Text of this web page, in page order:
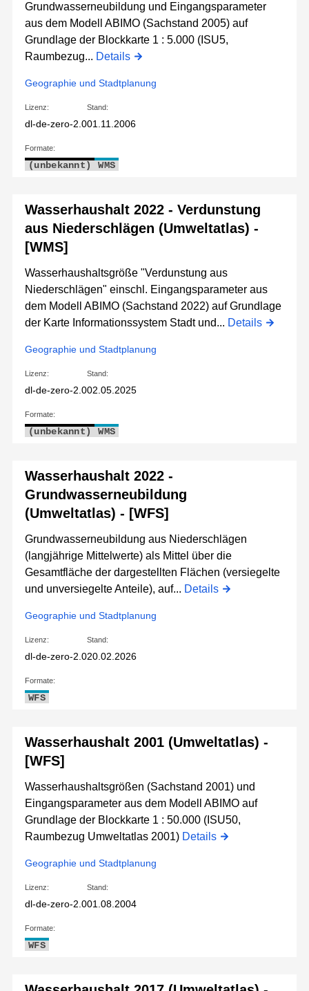
Grundwasserneubildung und Eingangsparameter
aus dem Modell ABIMO (Sachstand 2005) auf
Grundlage der Blockkarte 1 : 5.000 (ISU5,
Raumbezug... Details
Geographie und Stadtplanung
Lizenz:
dl-de-zero-2.0
Stand:
01.11.2006
Formate:
(unbekannt) WMS
Wasserhaushalt 2022 - Verdunstung
aus Niederschlägen (Umweltatlas) -
[WMS]
Wasserhaushaltsgröße "Verdunstung aus
Niederschlägen" einschl. Eingangsparameter aus
dem Modell ABIMO (Sachstand 2022) auf Grundlage
der Karte Informationssystem Stadt und... Details
Geographie und Stadtplanung
Lizenz:
dl-de-zero-2.0
Stand:
02.05.2025
Formate:
(unbekannt) WMS
Wasserhaushalt 2022 -
Grundwasserneubildung
(Umweltatlas) - [WFS]
Grundwasserneubildung aus Niederschlägen
(langjährige Mittelwerte) als Mittel über die
Gesamtfläche der dargestellten Flächen (versiegelte
und unversiegelte Anteile), auf... Details
Geographie und Stadtplanung
Lizenz:
dl-de-zero-2.0
Stand:
20.02.2026
Formate:
WFS
Wasserhaushalt 2001 (Umweltatlas) -
[WFS]
Wasserhaushaltsgrößen (Sachstand 2001) und
Eingangsparameter aus dem Modell ABIMO auf
Grundlage der Blockkarte 1 : 50.000 (ISU50,
Raumbezug Umweltatlas 2001) Details
Geographie und Stadtplanung
Lizenz:
dl-de-zero-2.0
Stand:
01.08.2004
Formate:
WFS